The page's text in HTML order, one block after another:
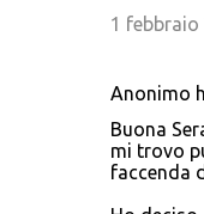
1 febbraio
Anonimo
Buona
mi trovo
faccenda